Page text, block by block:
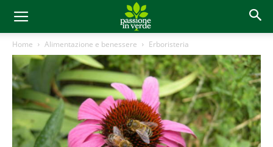
Home Alimentazione e benessere Erboristeria